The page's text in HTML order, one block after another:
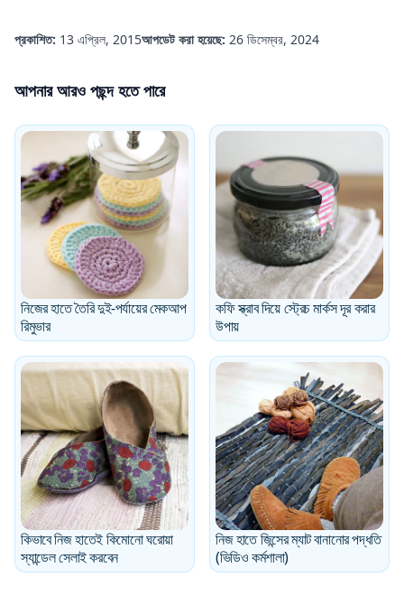
প্রকাশিত: 13 এপ্রিল, 2015আপডেট করা হয়েছে: 26 ডিসেম্বর, 2024
আপনার আরও পছন্দ হতে পারে
নিজের হাতে তৈরি দুই-পর্যায়ের মেকআপ
রিমুভার
কফি স্ক্রাব দিয়ে স্ট্রেচ মার্কস দূর করার
উপায়
কিভাবে নিজ হাতেই কিমোনো ঘরোয়া
স্যান্ডেল সেলাই করবেন
নিজ হাতে জিন্সের ম্যাট বানানোর পদ্ধতি
(ভিডিও কর্মশালা)